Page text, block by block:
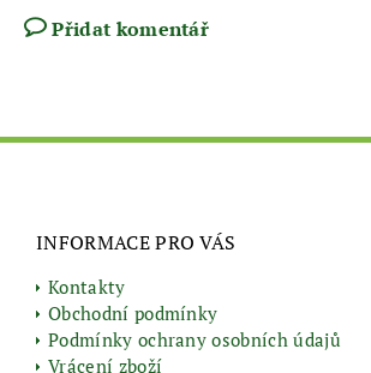
Přidat komentář
INFORMACE PRO VÁS
Kontakty
Obchodní podmínky
Podmínky ochrany osobních údajů
Vrácení zboží